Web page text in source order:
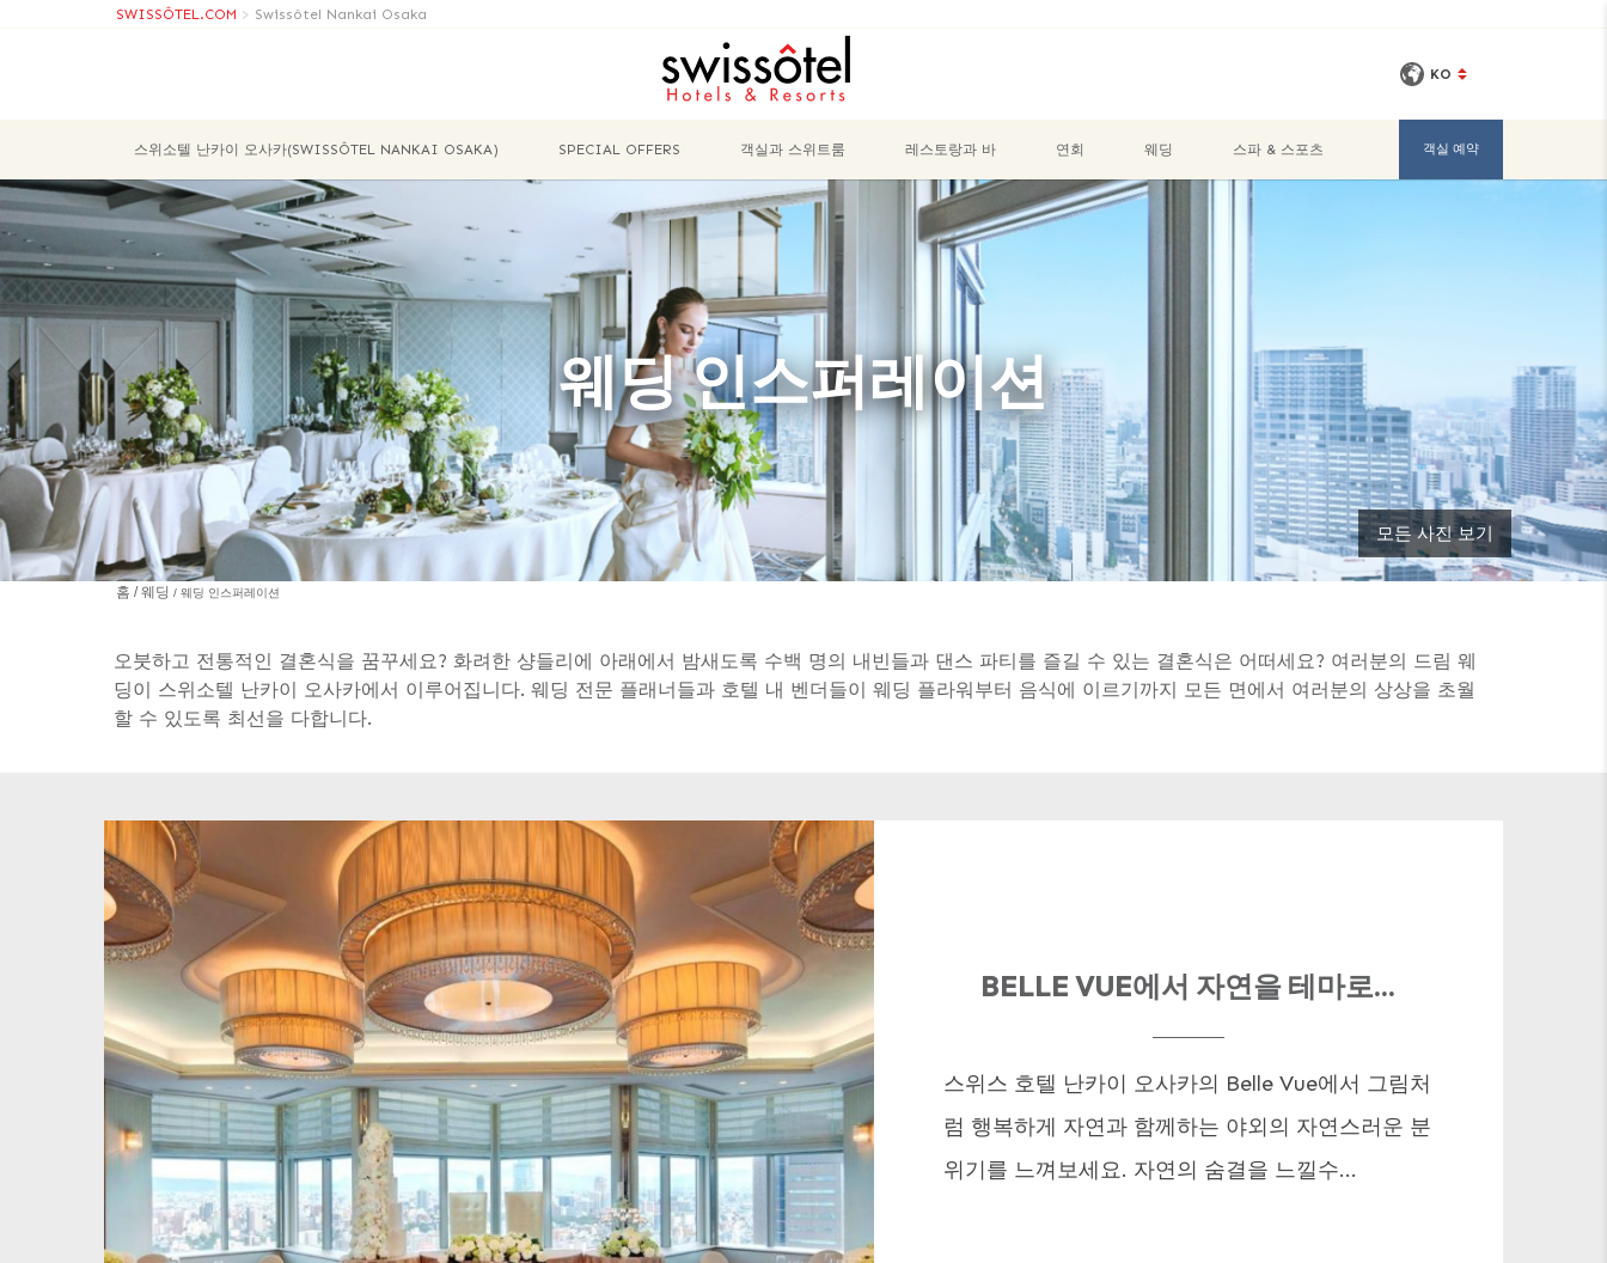
SWISSÔTEL.COM > Swissôtel Nankai Osaka
KO
스위소텔 난카이 오사카(SWISSÔTEL NANKAI OSAKA) SPECIAL OFFERS 객실과 스위트룸 레스토랑과 바 연회 웨딩 스파 & 스포츠 객실 예약
모든 사진 보기
웨딩 인스퍼레이션
홈 웨딩 웨딩 인스퍼레이션
오붓하고 전통적인 결혼식을 꿈꾸세요? 화려한 샹들리에 아래에서 밤새도록 수백 명의 내빈들과 댄스 파티를 즐길 수 있는 결혼식은 어떠세요? 여러분의 드림 웨
딩이 스위소텔 난카이 오사카에서 이루어집니다. 웨딩 전문 플래너들과 호텔 내 벤더들이 웨딩 플라워부터 음식에 이르기까지 모든 면에서 여러분의 상상을 초월
할 수 있도록 최선을 다합니다.
BELLE VUE에서 자연을 테마로...
스위스 호텔 난카이 오사카의 Belle Vue에서 그림처
럼 행복하게 자연과 함께하는 야외의 자연스러운 분
위기를 느껴보세요. 자연의 숨결을 느낄수...